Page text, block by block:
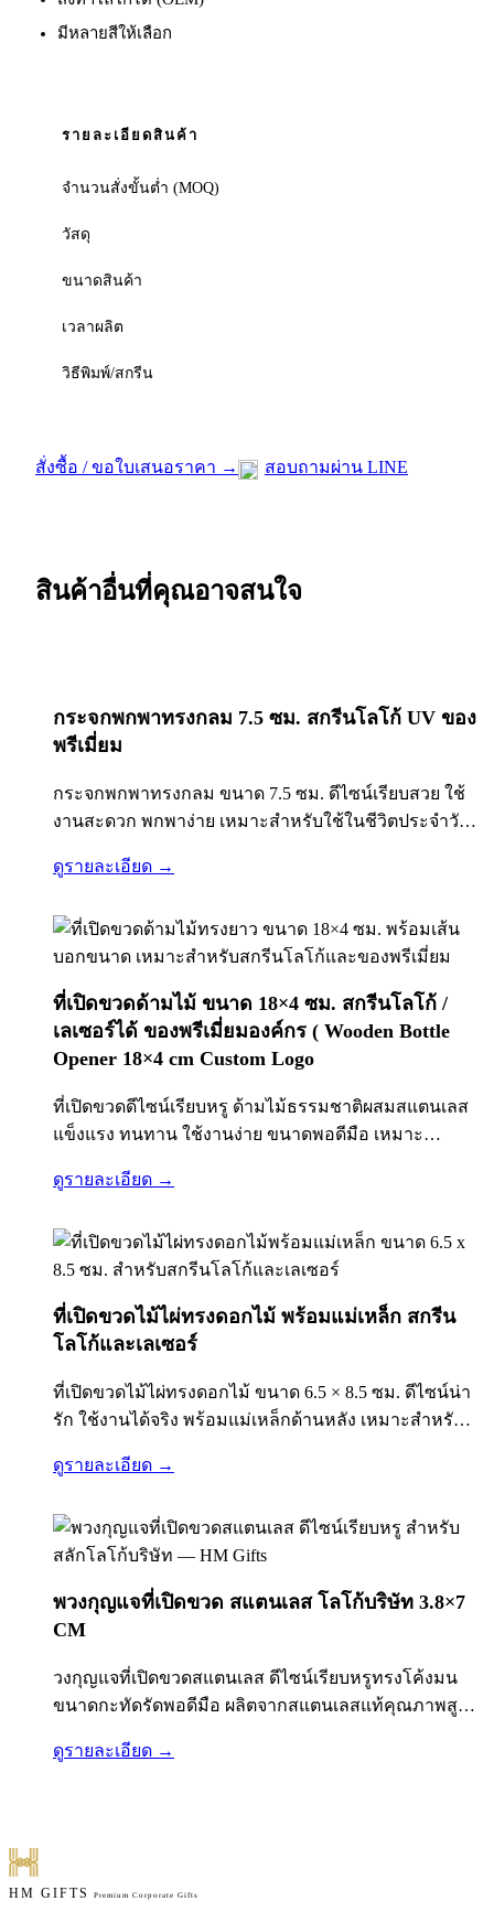
มีหลายสีให้เลือก
รายละเอียดสินค้า
จำนวนสั่งขั้นต่ำ (MOQ)
วัสดุ
ขนาดสินค้า
เวลาผลิต
วิธีพิมพ์/สกรีน
สั่งซื้อ / ขอใบเสนอราคา → สอบถามผ่าน LINE
สินค้าอื่นที่คุณอาจสนใจ
กระจกพกพาทรงกลม 7.5 ซม. สกรีนโลโก้ UV ของ
พรีเมี่ยม
กระจกพกพาทรงกลม ขนาด 7.5 ซม. ดีไซน์เรียบสวย ใช้
งานสะดวก พกพาง่าย เหมาะสำหรับใช้ในชีวิตประจำวัน
คมชัด รองรับงานพรีเมี่ยม งานแจกบริษัท คลินิกทำฟัน…
ดูรายละเอียด →
ที่เปิดขวดด้ามไม้ ขนาด 18×4 ซม. สกรีนโลโก้ /
เลเซอร์ได้ ของพรีเมี่ยมองค์กร ( Wooden Bottle
Opener 18×4 cm Custom Logo
ที่เปิดขวดดีไซน์เรียบหรู ด้ามไม้ธรรมชาติผสมสแตนเลส
แข็งแรง ทนทาน ใช้งานง่าย ขนาดพอดีมือ เหมาะ
แจกและของพรีเมี่ยมองค์กร สามารถสั่งผลิตพร้อมโลโก้
และสร้างการจดจำได้อย่างดี
ดูรายละเอียด →
ที่เปิดขวดไม้ไผ่ทรงดอกไม้ พร้อมแม่เหล็ก สกรีน
โลโก้และเลเซอร์
ที่เปิดขวดไม้ไผ่ทรงดอกไม้ ขนาด 6.5 × 8.5 ซม. ดีไซน์น่า
รัก ใช้งานได้จริง พร้อมแม่เหล็กด้านหลัง เหมาะสำหรับ
พร้อมสกรีน UV หรือเลเซอร์โลโก้ได้…
ดูรายละเอียด →
พวงกุญแจที่เปิดขวด สแตนเลส โลโก้บริษัท 3.8×7
CM
วงกุญแจที่เปิดขวดสแตนเลส ดีไซน์เรียบหรูทรงโค้งมน
ขนาดกะทัดรัดพอดีมือ ผลิตจากสแตนเลสแท้คุณภาพสูง
รอยนิ้วมือ มาพร้อมห่วงพวงกุญแจขนาดมาตรฐาน
ดูรายละเอียด →
HM GIFTS Premium Corporate Gifts